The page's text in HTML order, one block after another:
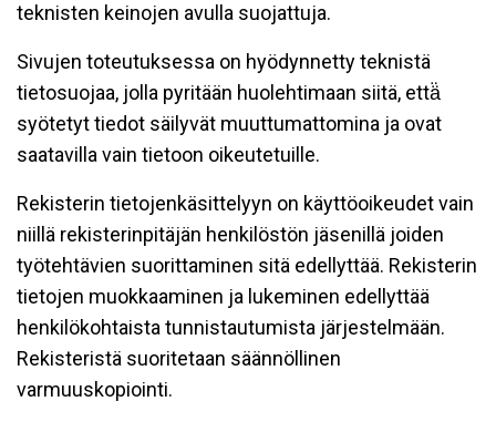
teknisten keinojen avulla suojattuja.
Sivujen toteutuksessa on hyödynnetty teknistä
tietosuojaa, jolla pyritään huolehtimaan siitä, että̈
syötetyt tiedot säilyvät muuttumattomina ja ovat
saatavilla vain tietoon oikeutetuille.
Rekisterin tietojenkäsittelyyn on käyttöoikeudet vain
niillä rekisterinpitäjän henkilöstön jäsenillä joiden
työtehtävien suorittaminen sitä edellyttää. Rekisterin
tietojen muokkaaminen ja lukeminen edellyttää
henkilökohtaista tunnistautumista järjestelmään.
Rekisteristä suoritetaan säännöllinen
varmuuskopiointi.